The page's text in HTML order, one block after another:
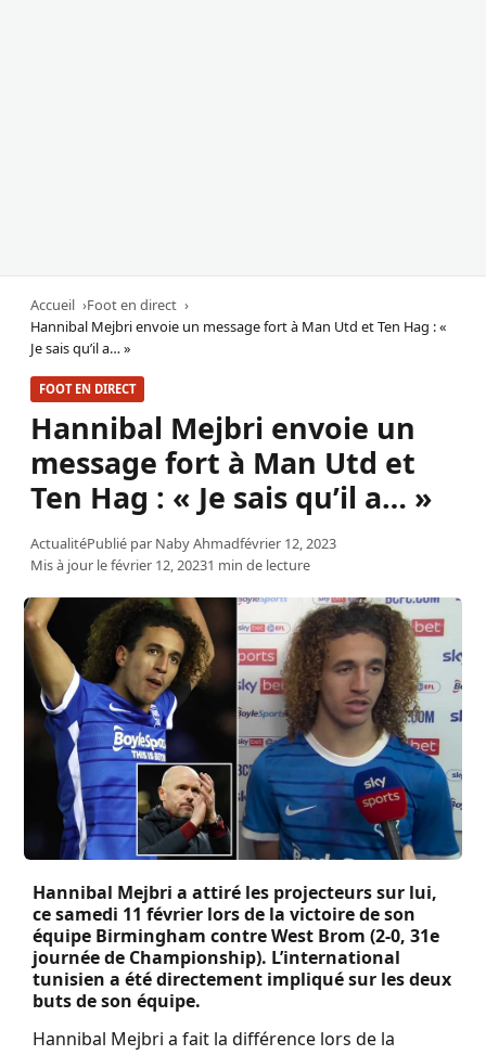
Accueil
Foot en direct
Hannibal Mejbri envoie un message fort à Man Utd et Ten Hag : «
Je sais qu’il a… »
FOOT EN DIRECT
Hannibal Mejbri envoie un
message fort à Man Utd et
Ten Hag : « Je sais qu’il a… »
ActualitéPublié par Naby Ahmadfévrier 12, 2023
Mis à jour le février 12, 20231 min de lecture
Hannibal Mejbri a attiré les projecteurs sur lui,
ce samedi 11 février lors de la victoire de son
équipe Birmingham contre West Brom (2-0, 31e
journée de Championship). L’international
tunisien a été directement impliqué sur les deux
buts de son équipe.
Hannibal Mejbri a fait la différence lors de la